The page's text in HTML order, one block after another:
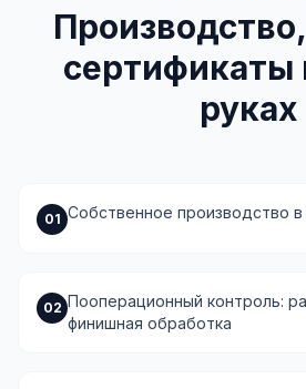
сертификаты
руках
01 Собственное производство
02 Пооперационный контроль:
финишная обработка